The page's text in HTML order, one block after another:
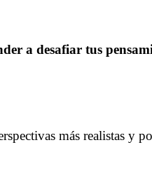
a desafiar tus
más realistas y